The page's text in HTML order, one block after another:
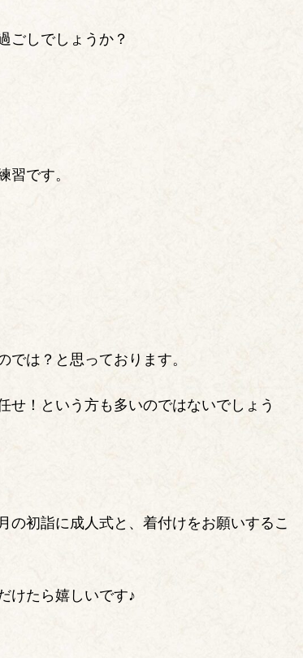
ごしでしょうか？
習です。
は？と思っております。
せ！という方も多いのではないでしょう
の初詣に成人式と、着付けをお願いするこ
けたら嬉しいです♪